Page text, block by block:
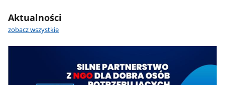
Aktualności
zobacz wszystkie